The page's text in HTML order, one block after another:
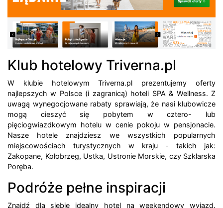
Klub hotelowy Triverna.pl
W klubie hotelowym Triverna.pl prezentujemy oferty
najlepszych w Polsce (i zagranicą) hoteli SPA & Wellness. Z
uwagą wynegocjowane rabaty sprawiają, że nasi klubowicze
mogą cieszyć się pobytem w cztero- lub
pięciogwiazdkowym hotelu w cenie pokoju w pensjonacie.
Nasze hotele znajdziesz we wszystkich popularnych
miejscowościach turystycznych w kraju - takich jak:
Zakopane, Kołobrzeg, Ustka, Ustronie Morskie, czy Szklarska
Poręba.
Podróże pełne inspiracji
Znajdź dla siebie idealny hotel na weekendowy wyjazd.